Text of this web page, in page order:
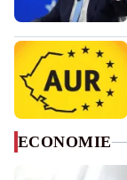
ECONOMIE